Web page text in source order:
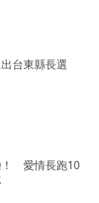
台東縣長選
！ 愛情長跑10